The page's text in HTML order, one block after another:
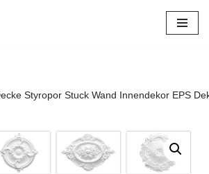
Styropor Stuck Wand Innendekor EPS